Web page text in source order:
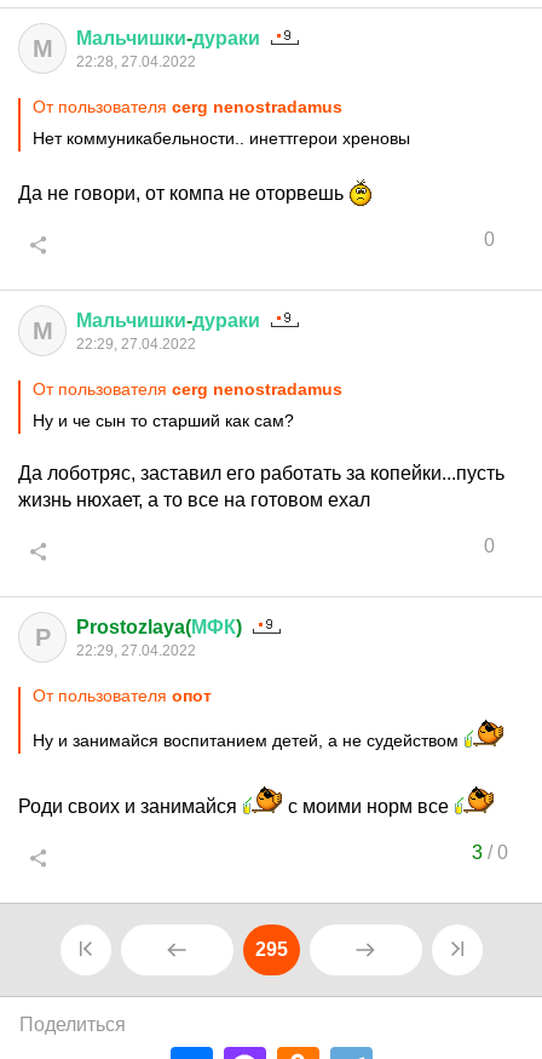
М Мальчишки-дураки
22:28, 27.04.2022
От пользователя cerg nenostradamus
Нет коммуникабельности.. инеттгерои хреновы
Да не говори, от компа не оторвешь
0
М Мальчишки-дураки
22:29, 27.04.2022
От пользователя cerg nenostradamus
Ну и че сын то старший как сам?
Да лоботряс, заставил его работать за копейки...пусть
жизнь нюхает, а то все на готовом ехал
0
P Prostozlaya(МФК)
22:29, 27.04.2022
От пользователя опот
Ну и занимайся воспитанием детей, а не судейством
Роди своих и занимайся с моими норм все
3/0
295
Поделиться